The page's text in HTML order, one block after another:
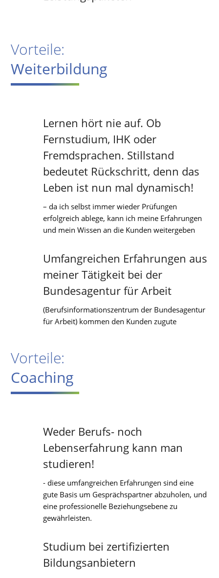
Vorteile:
Weiterbildung
Lernen hört nie auf. Ob
Fernstudium, IHK oder
Fremdsprachen. Stillstand
bedeutet Rückschritt, denn das
Leben ist nun mal dynamisch!
– da ich selbst immer wieder Prüfungen
erfolgreich ablege, kann ich meine Erfahrungen
und mein Wissen an die Kunden weitergeben
Umfangreichen Erfahrungen aus
meiner Tätigkeit bei der
Bundesagentur für Arbeit
(Berufsinformationszentrum der Bundesagentur
für Arbeit) kommen den Kunden zugute
Vorteile:
Coaching
Weder Berufs- noch
Lebenserfahrung kann man
studieren!
- diese umfangreichen Erfahrungen sind eine
gute Basis um Gesprächspartner abzuholen, und
eine professionelle Beziehungsebene zu
gewährleisten.
Studium bei zertifizierten
Bildungsanbietern